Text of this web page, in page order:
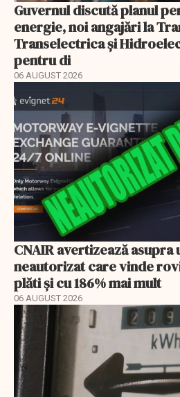
Guvernul discută planul
energie, noi angajări la
Transelectrica și
pentru di
06 AUGUST 2026
CNAIR avertizează asupra
neautorizat care vinde
plăti și cu 186% mai mult
06 AUGUST 2026